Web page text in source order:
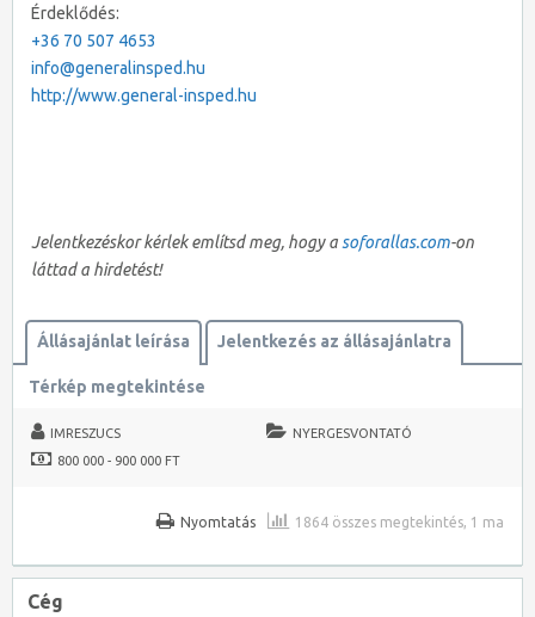
Érdeklődés:
+36 70 507 4653
info@generalinsped.hu
http://www.general-insped.hu
Jelentkezéskor kérlek említsd meg, hogy a soforallas.com-on
láttad a hirdetést!
Állásajánlat leírása Jelentkezés az állásajánlatra
Térkép megtekintése
IMRESZUCS
NYERGESVONTATÓ
800 000 - 900 000 FT
1864 összes megtekintés, 1 ma
Nyomtatás
Cég